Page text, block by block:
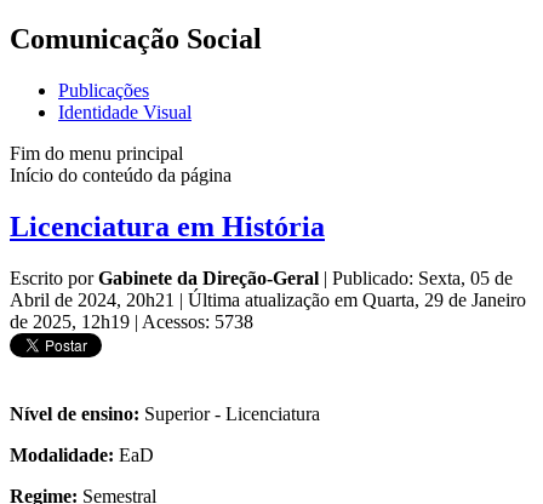
Comunicação Social
Publicações
Identidade Visual
Fim do menu principal
Início do conteúdo da página
Licenciatura em História
Escrito porGabinete da Direção-Geral | Publicado: Sexta, 05 de
Abril de 2024, 20h21 | Última atualização em Quarta, 29 de Janeiro
de 2025, 12h19 | Acessos: 5738
Nível de ensino: Superior - Licenciatura
Modalidade: EaD
Regime: Semestral